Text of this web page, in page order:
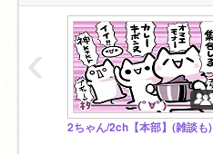
2ちゃん/2ch【本部】(雑談も)
‹